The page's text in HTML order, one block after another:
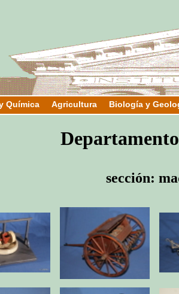
Química Agricultura Biología y
sección: